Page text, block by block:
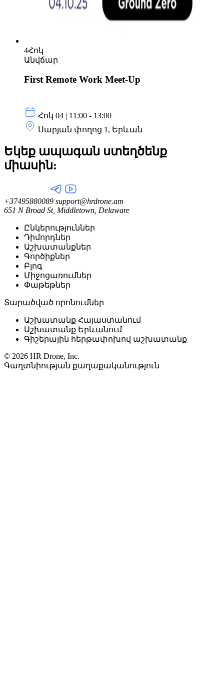
4Հոկ
Անվճար
First Remote Work Meet-Up
Հոկ 04 | 11:00 - 13:00
Սարյան փողոց 1, Երևան
Եկեք ապագան ստեղծենք
միասին:
+37495880089 support@hrdrone.am
651 N Broad St, Middletown, Delaware
Ընկերություններ
Դիմորդներ
Աշխատանքներ
Գործիքներ
Բլոգ
Միջոցառումներ
Փաթեթներ
Տարածված որոնումներ
Աշխատանք Հայաստանում
Աշխատանք Երևանում
Գիշերային հերթափոխով աշխատանք
© 2026 HR Drone, Inc.
Գաղտնիության քաղաքականություն